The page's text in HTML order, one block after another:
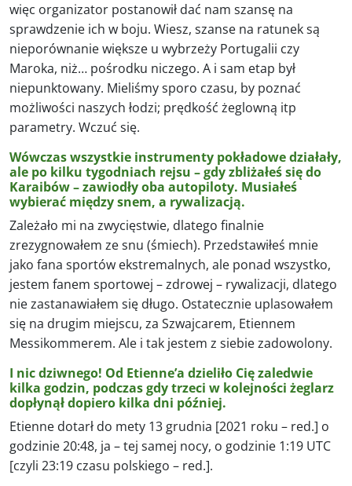
więc organizator postanowił dać nam szansę na
sprawdzenie ich w boju. Wiesz, szanse na ratunek są
nieporównanie większe u wybrzeży Portugalii czy
Maroka, niż… pośrodku niczego. A i sam etap był
niepunktowany. Mieliśmy sporo czasu, by poznać
możliwości naszych łodzi; prędkość żeglowną itp
parametry. Wczuć się.
Wówczas wszystkie instrumenty pokładowe działały,
ale po kilku tygodniach rejsu – gdy zbliżałeś się do
Karaibów – zawiodły oba autopiloty. Musiałeś
wybierać między snem, a rywalizacją.
Zależało mi na zwycięstwie, dlatego finalnie
zrezygnowałem ze snu (śmiech). Przedstawiłeś mnie
jako fana sportów ekstremalnych, ale ponad wszystko,
jestem fanem sportowej – zdrowej – rywalizacji, dlatego
nie zastanawiałem się długo. Ostatecznie uplasowałem
się na drugim miejscu, za Szwajcarem, Etiennem
Messikommerem. Ale i tak jestem z siebie zadowolony.
I nic dziwnego! Od Etienne’a dzieliło Cię zaledwie
kilka godzin, podczas gdy trzeci w kolejności żeglarz
dopłynął dopiero kilka dni później.
Etienne dotarł do mety 13 grudnia [2021 roku – red.] o
godzinie 20:48, ja – tej samej nocy, o godzinie 1:19 UTC
[czyli 23:19 czasu polskiego – red.].